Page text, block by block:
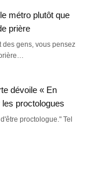
métro plutôt que
prière
des gens, vous pensez
dévoile « En
proctologues
proctologue." Tel